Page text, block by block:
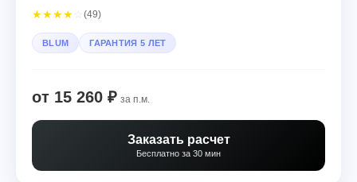
★★★★ (49)
BLUM ГАРАНТИЯ 5 ЛЕТ
от 15 260 ₽ за п.м.
Заказать расчет
Бесплатно за 30 мин